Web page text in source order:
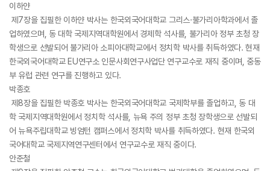
이하얀
제7장을 집필한 이하얀 박사는 한국외국어대학교 그리스·불가리아학과에서 졸
업하였으며, 동 대학 국제지역대학원에서 경제학 석사를, 불가리아 정부 초청 장
학생으로 선발되어 불가리아 소피아대학교에서 정치학 박사를 취득하였다. 현재
한국외국어대학교 EU연구소 인문사회연구사업단 연구교수로 재직 중이며, 중동
부 유럽 관련 연구를 진행하고 있다.
박종호
제8장을 집필한 박종호 박사는 한국외국어대학교 국제학부를 졸업하고, 동 대
학 국제지역대학원에서 정치학 석사를, 뉴욕 주의 정부 초청 장학생으로 선발되
어 뉴욕주립대학교 빙엄턴 캠퍼스에서 정치학 박사를 취득하였다. 현재 한국외
국어대학교 국제지역연구센터에서 연구교수로 재직 중이다.
안준철